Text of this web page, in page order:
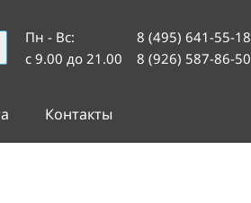
Пн - Вс:
с 9.00 до 21.00
8 (495) 641-55-18
8 (926) 587-86-50
Контакты